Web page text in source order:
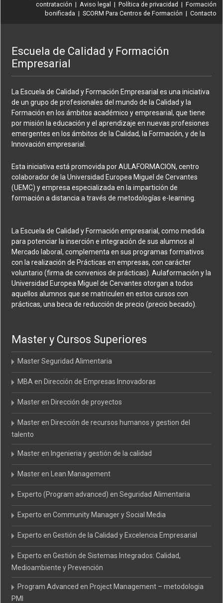
contratación | Aviso legal | Política de privacidad | Formación
bonificada | SCORM Para Centros de Formación | Contacto
Escuela de Calidad y Formación
Empresarial
La Escuela de Calidad y Formación Empresarial es una iniciativa
de un grupo de profesionales del mundo de la Calidad y la
Formación en los ámbitos académico y empresarial, que tiene
por misión la educación y el aprendizaje en nuevas profesiones
emergentes en los ámbitos de la Calidad, la Formación, y de la
Innovación empresarial.
Esta iniciativa está promovida por AULAFORMACION, centro
colaborador de la Universidad Europea Miguel de Cervantes
(UEMC) y empresa especializada en la impartición de
formación a distancia a través de metodologías e-learning.
La Escuela de Calidad y Formación empresarial, como medida
para potenciar la inserción e integración de sus alumnos al
Mercado laboral, complementa en sus programas formativos
con la realización de Prácticas en empresas, con carácter
voluntario (firma de convenios de prácticas). Aulaformación y la
Universidad Europea Miguel de Cervantes otorgan a todos
aquellos alumnos que se matriculen en estos cursos con
prácticas, una beca de reducción de precio (precio becado).
Master y Cursos Superiores
Master Seguridad Alimentaria
MBA en Dirección de Empresas Innovadoras
Master en Dirección de proyectos
Master en Dirección de recursos humanos y gestion del
talento
Master en Ingenieria y gestión de la calidad
Master en Lean Management
Experto (Program advanced) en Seguridad Alimentaria
Experto en Community Manager y Social Media
Experto en Gestión de la Calidad y Excelencia Empresarial
Experto en Gestión de Sistemas Integrados: Calidad,
Medioambiente y Prevención
Program Advanced en Project Management – metodologia
PMI